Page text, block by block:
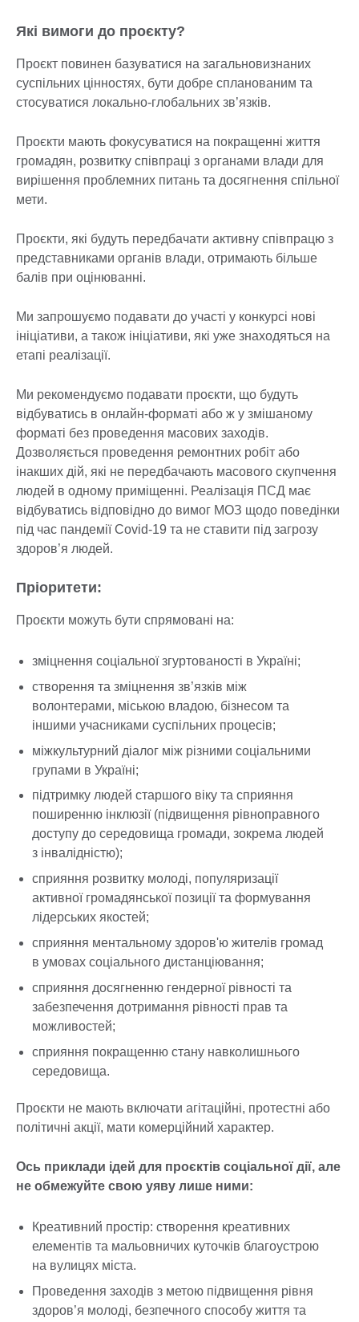
Які вимоги до проєкту?
Проєкт повинен базуватися на загальновизнаних
суспільних цінностях, бути добре спланованим та
стосуватися локально-глобальних зв’язків.
Проєкти мають фокусуватися на покращенні життя
громадян, розвитку співпраці з органами влади для
вирішення проблемних питань та досягнення спільної
мети.
Проєкти, які будуть передбачати активну співпрацю з
представниками органів влади, отримають більше
балів при оцінюванні.
Ми запрошуємо подавати до участі у конкурсі нові
ініціативи, а також ініціативи, які уже знаходяться на
етапі реалізації.
Ми рекомендуємо подавати проєкти, що будуть
відбуватись в онлайн-форматі або ж у змішаному
форматі без проведення масових заходів.
Дозволяється проведення ремонтних робіт або
інакших дій, які не передбачають масового скупчення
людей в одному приміщенні. Реалізація ПСД має
відбуватись відповідно до вимог МОЗ щодо поведінки
під час пандемії Covid-19 та не ставити під загрозу
здоров’я людей.
Пріоритети:
Проєкти можуть бути спрямовані на:
зміцнення соціальної згуртованості в Україні;
створення та зміцнення зв’язків між
волонтерами, міською владою, бізнесом та
іншими учасниками суспільних процесів;
міжкультурний діалог між різними соціальними
групами в Україні;
підтримку людей старшого віку та сприяння
поширенню інклюзії (підвищення рівноправного
доступу до середовища громади, зокрема людей
з інвалідністю);
сприяння розвитку молоді, популяризації
активної громадянської позиції та формування
лідерських якостей;
сприяння ментальному здоров'ю жителів громад
в умовах соціального дистанціювання;
сприяння досягненню гендерної рівності та
забезпечення дотримання рівності прав та
можливостей;
сприяння покращенню стану навколишнього
середовища.
Проєкти не мають включати агітаційні, протестні або
політичні акції, мати комерційний характер.
Ось приклади ідей для проєктів соціальної дії, але
не обмежуйте свою уяву лише ними:
Креативний простір: створення креативних
елементів та мальовничих куточків благоустрою
на вулицях міста.
Проведення заходів з метою підвищення рівня
здоров’я молоді, безпечного способу життя та